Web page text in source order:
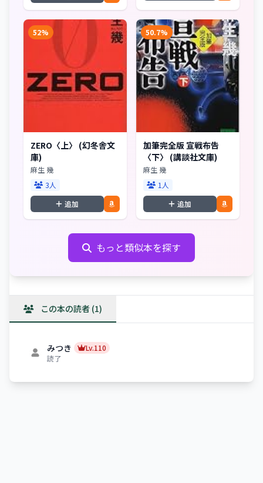
52%
ZERO〈上〉 (幻冬舎文
庫)
麻生 幾
3人
追加
50.7%
加筆完全版 宣戦布告
〈下〉 (講談社文庫)
麻生 幾
1人
追加
もっと類似本を探す
この本の読者 (1)
みつき
Lv.110
読了